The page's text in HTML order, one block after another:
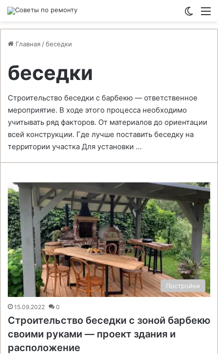
Главная /беседки
беседки
Строительство беседки с барбекю — ответственное
мероприятие. В ходе этого процесса необходимо
учитывать ряд факторов. От материалов до ориентации
всей конструкции. Где лучше поставить беседку на
территории участка Для установки …
Постройки
15.09.2022 0
Строительство беседки с зоной барбекю
своими руками — проект здания и
расположение